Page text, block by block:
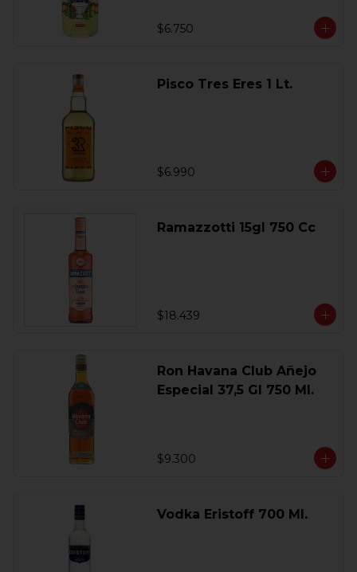
$6.750
Pisco Tres Eres 1 Lt.
$6.990
Ramazzotti 15gl 750 Cc
$18.439
Ron Havana Club Añejo
Especial 37,5 Gl 750 Ml.
$9.300
Vodka Eristoff 700 Ml.